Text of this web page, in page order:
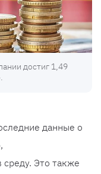
достиг 1,49
данные о
Это также